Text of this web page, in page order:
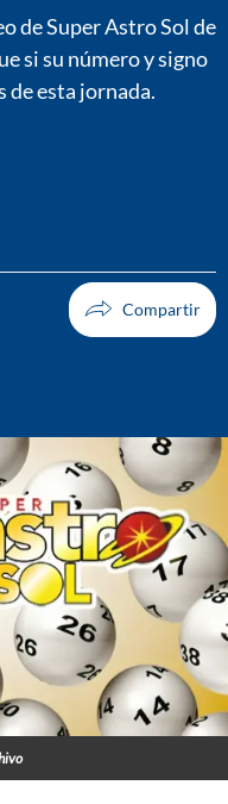
de Super Astro Sol de
si su número y signo
de esta jornada.